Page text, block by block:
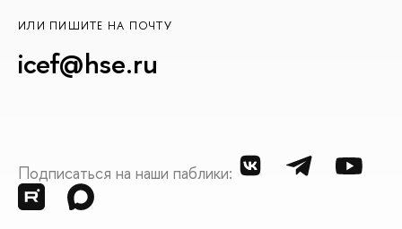
ИЛИ ПИШИТЕ НА ПОЧТУ
icef@hse.ru
Подписаться на наши паблики: